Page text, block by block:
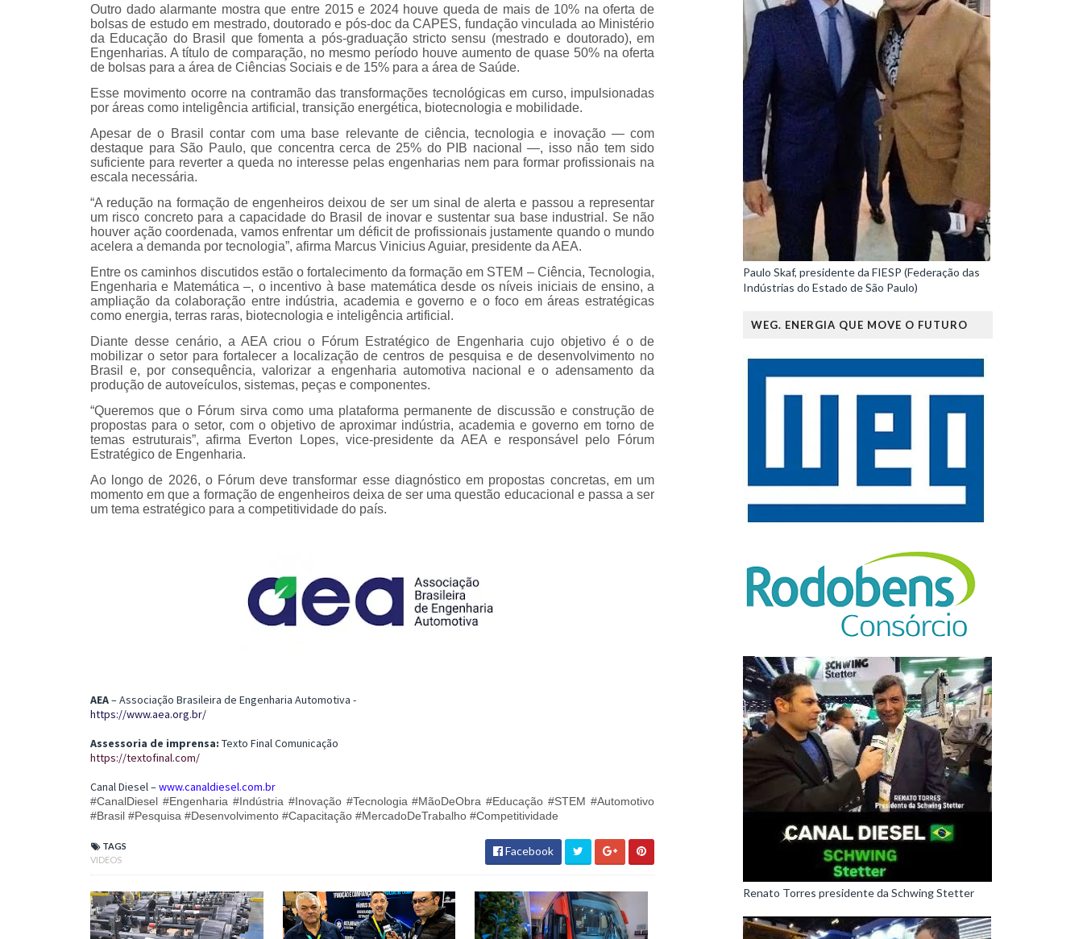
Outro dado alarmante mostra que entre 2015 e 2024 houve queda de mais de 10% na oferta de
bolsas de estudo em mestrado, doutorado e pós-doc da CAPES, fundação vinculada ao Ministério
da Educação do Brasil que fomenta a pós-graduação stricto sensu (mestrado e doutorado), em
Engenharias. A título de comparação, no mesmo período houve aumento de quase 50% na oferta
de bolsas para a área de Ciências Sociais e de 15% para a área de Saúde.
Esse movimento ocorre na contramão das transformações tecnológicas em curso, impulsionadas
por áreas como inteligência artificial, transição energética, biotecnologia e mobilidade.
Apesar de o Brasil contar com uma base relevante de ciência, tecnologia e inovação — com
destaque para São Paulo, que concentra cerca de 25% do PIB nacional —, isso não tem sido
suficiente para reverter a queda no interesse pelas engenharias nem para formar profissionais na
escala necessária.
“A redução na formação de engenheiros deixou de ser um sinal de alerta e passou a representar
um risco concreto para a capacidade do Brasil de inovar e sustentar sua base industrial. Se não
houver ação coordenada, vamos enfrentar um déficit de profissionais justamente quando o mundo
acelera a demanda por tecnologia”, afirma Marcus Vinicius Aguiar, presidente da AEA.
Entre os caminhos discutidos estão o fortalecimento da formação em STEM – Ciência, Tecnologia,
Engenharia e Matemática –, o incentivo à base matemática desde os níveis iniciais de ensino, a
ampliação da colaboração entre indústria, academia e governo e o foco em áreas estratégicas
como energia, terras raras, biotecnologia e inteligência artificial.
Diante desse cenário, a AEA criou o Fórum Estratégico de Engenharia cujo objetivo é o de
mobilizar o setor para fortalecer a localização de centros de pesquisa e de desenvolvimento no
Brasil e, por consequência, valorizar a engenharia automotiva nacional e o adensamento da
produção de autoveículos, sistemas, peças e componentes.
“Queremos que o Fórum sirva como uma plataforma permanente de discussão e construção de
propostas para o setor, com o objetivo de aproximar indústria, academia e governo em torno de
temas estruturais”, afirma Everton Lopes, vice-presidente da AEA e responsável pelo Fórum
Estratégico de Engenharia.
Ao longo de 2026, o Fórum deve transformar esse diagnóstico em propostas concretas, em um
momento em que a formação de engenheiros deixa de ser uma questão educacional e passa a ser
um tema estratégico para a competitividade do país.
AEA– Associação Brasileira de Engenharia Automotiva -
https://www.aea.org.br/
Assessoria de imprensa: Texto Final Comunicação
https://textofinal.com/
Canal Diesel –www.canaldiesel.com.br
#CanalDiesel #Engenharia #Indústria #Inovação #Tecnologia #MãoDeObra #Educação #STEM #Automotivo
#Brasil #Pesquisa #Desenvolvimento #Capacitação #MercadoDeTrabalho #Competitividade
TAGS
VIDEOS
Facebook
Paulo Skaf, presidente da FIESP (Federação das
Indústrias do Estado de São Paulo)
WEG. ENERGIA QUE MOVE O FUTURO
Renato Torres presidente da Schwing Stetter